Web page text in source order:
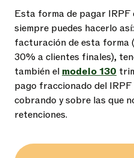
Esta forma de pagar IRPF
siempre puedes hacerlo
facturación de esta forma
30% a clientes finales),
también el modelo 130
pago fraccionado del
cobrando y sobre las que
retenciones.